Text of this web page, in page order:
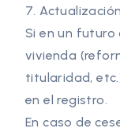
7.
Si en un
vivienda
titularidad,
en el registro.
En caso de